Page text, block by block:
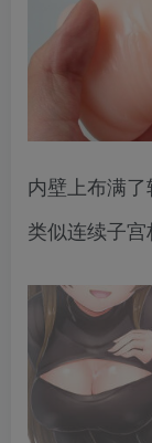
内壁上布满
类似连续子宫